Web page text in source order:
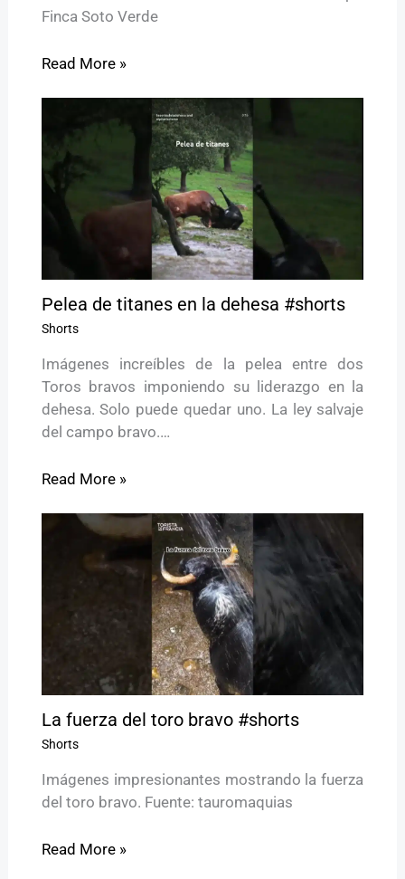
Finca Soto Verde
Read More »
Pelea de titanes en la dehesa #shorts
Shorts
Imágenes increíbles de la pelea entre dos
Toros bravos imponiendo su liderazgo en la
dehesa. Solo puede quedar uno. La ley salvaje
del campo bravo.…
Read More »
La fuerza del toro bravo #shorts
Shorts
Imágenes impresionantes mostrando la fuerza
del toro bravo. Fuente: tauromaquias
Read More »